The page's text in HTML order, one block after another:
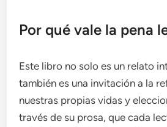
Por qué vale la pena
Este libro no solo es un relato
también es una invitación a la
nuestras propias vidas y
través de su prosa, que cada